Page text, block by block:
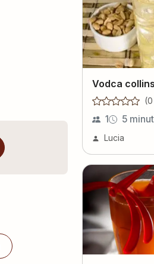
Vodca collins
(0
1 5
Lucia